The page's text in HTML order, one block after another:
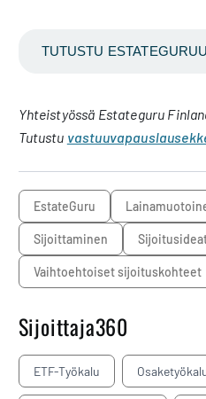
TUTUSTU
Yhteistyössä Estateguru
Tutustu
EstateGuru
sijoittaminen
vaihtoehtoiset sijoituskohteet
Sijoittaja360
ETF-Työkalu